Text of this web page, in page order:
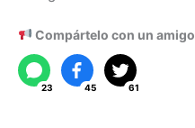
y
Rotación
UT261A
Compártelo con un amigo
23 45 61